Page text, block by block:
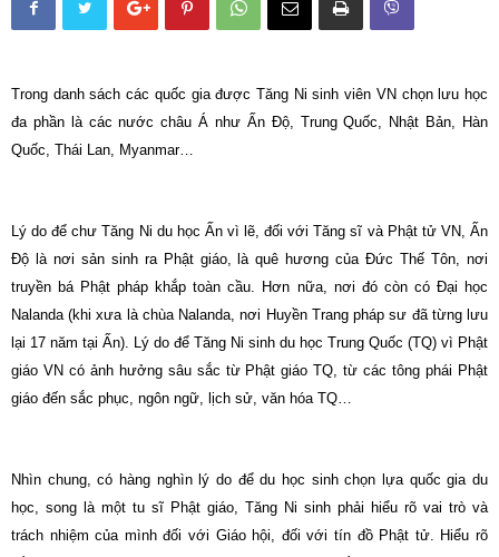
Trong danh sách các quốc gia được Tăng Ni sinh viên VN chọn lưu học
đa phần là các nước châu Á như Ấn Độ, Trung Quốc, Nhật Bản, Hàn
Quốc, Thái Lan, Myanmar…
Lý do để chư Tăng Ni du học Ấn vì lẽ, đối với Tăng sĩ và Phật tử VN, Ấn
Độ là nơi sản sinh ra Phật giáo, là quê hương của Đức Thế Tôn, nơi
truyền bá Phật pháp khắp toàn cầu. Hơn nữa, nơi đó còn có Đại học
Nalanda (khi xưa là chùa Nalanda, nơi Huyền Trang pháp sư đã từng lưu
lại 17 năm tại Ấn). Lý do để Tăng Ni sinh du học Trung Quốc (TQ) vì Phật
giáo VN có ảnh hưởng sâu sắc từ Phật giáo TQ, từ các tông phái Phật
giáo đến sắc phục, ngôn ngữ, lịch sử, văn hóa TQ…
Nhìn chung, có hàng nghìn lý do để du học sinh chọn lựa quốc gia du
học, song là một tu sĩ Phật giáo, Tăng Ni sinh phải hiểu rõ vai trò và
trách nhiệm của mình đối với Giáo hội, đối với tín đồ Phật tử. Hiểu rõ